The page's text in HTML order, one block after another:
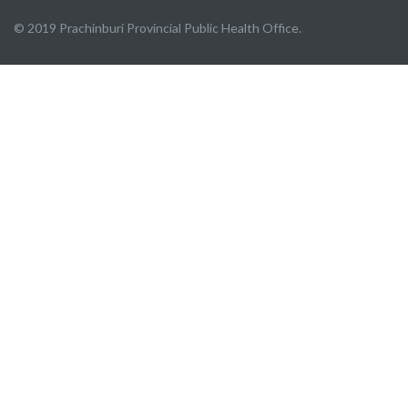
© 2019 Prachinburi Provincial Public Health Office.